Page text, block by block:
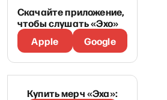
Скачайте приложение,
чтобы слушать «Эхо»
Apple
Google
Купить мерч «Эха»: